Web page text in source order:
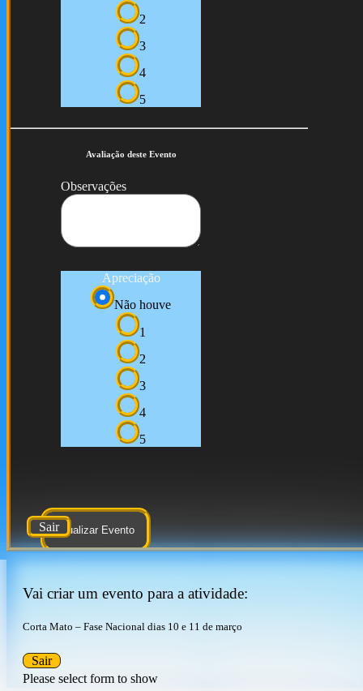
2
3
4
5
Avaliação deste Evento
Observações
Apreciação
Não houve
1
2
3
4
5
Atualizar Evento
Sair
Vai criar um evento para a atividade:
Corta Mato – Fase Nacional dias 10 e 11 de março
Please select form to show
Sair